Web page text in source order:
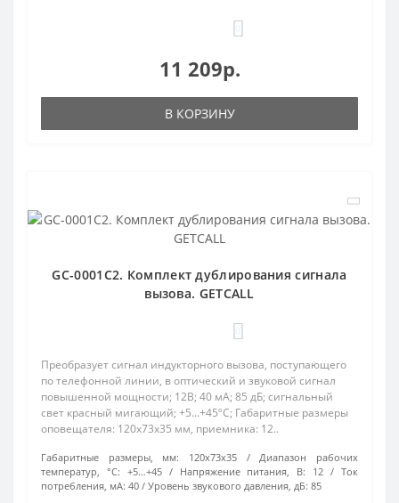
11 209р.
В КОРЗИНУ
GC-0001C2. Комплект дублирования сигнала
вызова. GETCALL
Преобразует сигнал индукторного вызова, поступающего
по телефонной линии, в оптический и звуковой сигнал
повышенной мощности; 12В; 40 мА; 85 дБ; сигнальный
свет красный мигающий; +5...+45ºС; Габаритные размеры
оповещателя: 120х73х35 мм, приемника: 12..
Габаритные размеры, мм: 120х73х35
Диапазон рабочих
температур, °С: +5…+45 Напряжение питания, В: 12
Ток
потребления, мА: 40 Уровень звукового давления, дБ: 85